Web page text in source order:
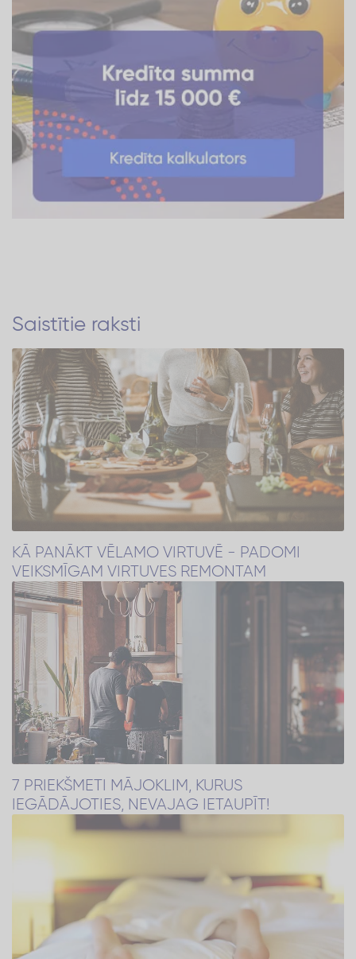
Saistītie raksti
KĀ PANĀKT VĒLAMO VIRTUVĒ - PADOMI
VEIKSMĪGAM VIRTUVES REMONTAM
7 PRIEKŠMETI MĀJOKLIM, KURUS
IEGĀDĀJOTIES, NEVAJAG IETAUPĪT!